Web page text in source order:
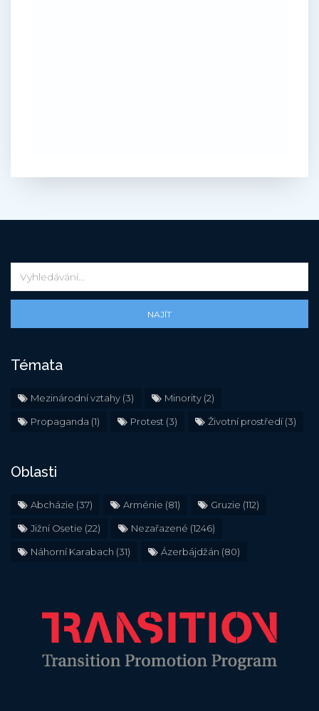
NAJÍT
Témata
Mezinárodní vztahy (3) Minority (2)
Propaganda (1) Protest (3) Životní prostředí(3)
Oblasti
Abcházie (37) Arménie (81) Gruzie (112)
Jižní Osetie (22) Nezařazené (1246)
Náhorní Karabach (31) Ázerbájdžán (80)